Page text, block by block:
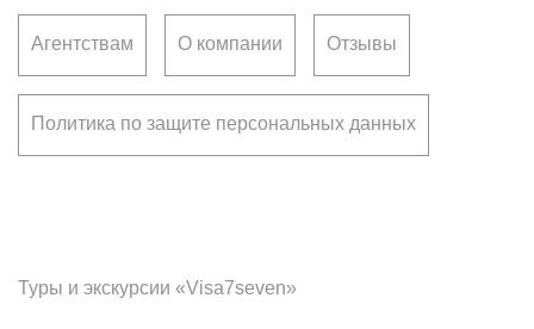
Агентствам О компании Отзывы
Политика по защите персональных данных
Туры и экскурсии «Visa7seven»